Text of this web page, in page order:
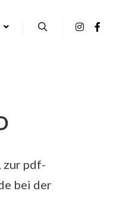
zur pdf-
bei der